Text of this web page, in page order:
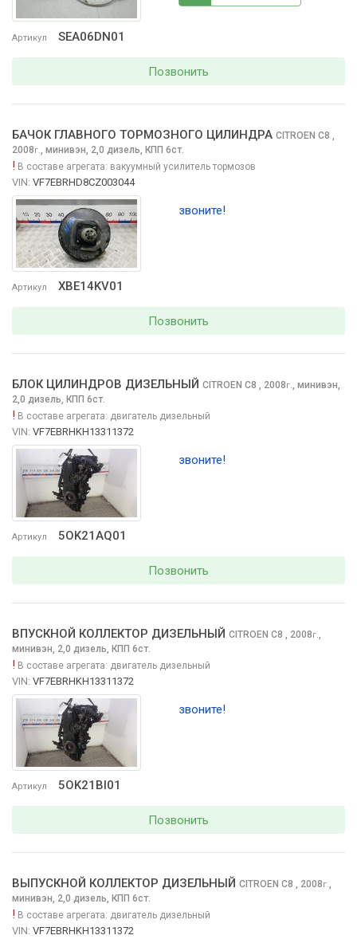
Артикул SEA06DN01
Позвонить
Артикул XBE14KV01
БАЧОК ГЛАВНОГО ТОРМОЗНОГО ЦИЛИНДРА CITROEN C8
2008г. минивэн, 2,0 дизель, КПП 6ст.
! В составе агрегата: вакуумный усилитель тормозов
VIN: VF7EBRHD8CZ003044
звоните!
Позвонить
Артикул 5OK21AQ01
БЛОК ЦИЛИНДРОВ ДИЗЕЛЬНЫЙ CITROEN C8 , 2008г. минивэн,
2,0 дизель, КПП 6ст.
! В составе агрегата: двигатель дизельный
VIN: VF7EBRHKH13311372
звоните!
Позвонить
Артикул 5OK21BI01
ВПУСКНОЙ КОЛЛЕКТОР ДИЗЕЛЬНЫЙ CITROEN C8 , 2008г.,
минивэн, 2,0 дизель, КПП 6ст.
! В составе агрегата: двигатель дизельный
VIN: VF7EBRHKH13311372
звоните!
Позвонить
ВЫПУСКНОЙ КОЛЛЕКТОР ДИЗЕЛЬНЫЙ CITROEN C8 , 2008г.,
минивэн, 2,0 дизель, КПП 6ст.
! В составе агрегата: двигатель дизельный
VIN: VF7EBRHKH13311372